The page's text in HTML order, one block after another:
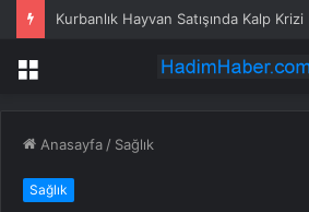
Kurbanlık Hayvan Satışında Kalp Krizi
Menü
Anasayfa / Sağlık
Sağlık